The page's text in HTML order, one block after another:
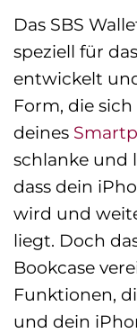
Das SBS
speziell für
entwickelt
Form, die
deines
schlanke und
dass dein
wird und
liegt. Doch
Bookcase
Funktionen,
und dein